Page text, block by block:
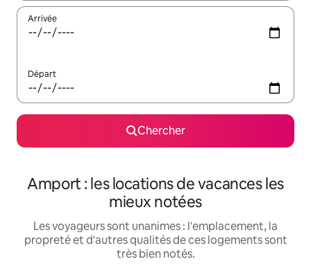
Arrivée
Départ
Chercher
Amport : les locations de vacances les
mieux notées
Les voyageurs sont unanimes : l'emplacement, la
propreté et d'autres qualités de ces logements sont
très bien notés.